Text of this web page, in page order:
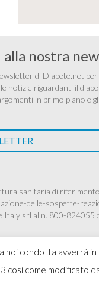
condotta avverrà
così come modificato
nostra
di Diabete.net
notizie riguardanti il
in primo piano e
sanitaria di
delle-sospette-
Italy srl al n. 800-824055